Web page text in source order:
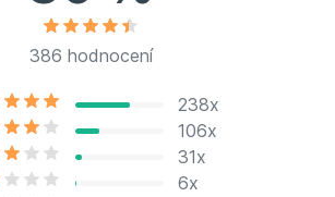
386 hodnocení
238x
106x
31x
6x